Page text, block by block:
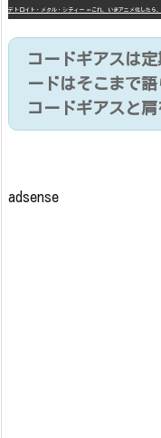
コードギアスは
ードはそこまで
コードギアスと
adsense